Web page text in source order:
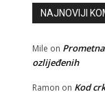
NAJNOVIJI
Mile on
ozlijeđenih
Ramon on Kod